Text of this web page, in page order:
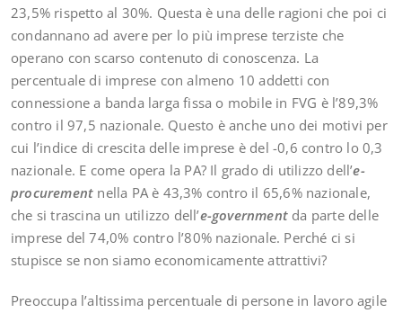
23,5% rispetto al 30%. Questa è una delle ragioni che poi ci
condannano ad avere per lo più imprese terziste che
operano con scarso contenuto di conoscenza. La
percentuale di imprese con almeno 10 addetti con
connessione a banda larga fissa o mobile in FVG è l’89,3%
contro il 97,5 nazionale. Questo è anche uno dei motivi per
cui l’indice di crescita delle imprese è del -0,6 contro lo 0,3
nazionale. E come opera la PA? Il grado di utilizzo dell’e-
procurement nella PA è 43,3% contro il 65,6% nazionale,
che si trascina un utilizzo dell’e-government da parte delle
imprese del 74,0% contro l’80% nazionale. Perché ci si
stupisce se non siamo economicamente attrattivi?
Preoccupa l’altissima percentuale di persone in lavoro agile